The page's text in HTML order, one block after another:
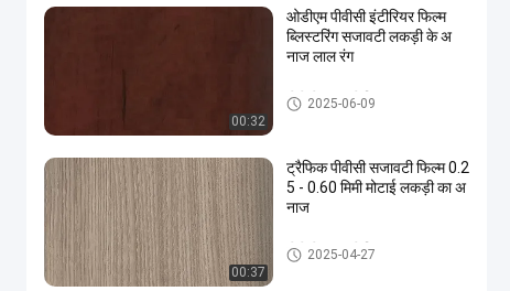
00:32
ओडीएम पीवीसी इंटीरियर फिल्म
ब्लिस्टरिंग सजावटी लकड़ी के अ
नाज लाल रंग
पीवीसी सजावटी फिल्म
2025-06-09
00:37
ट्रैफिक पीवीसी सजावटी फिल्म 0.2
5 - 0.60 मिमी मोटाई लकड़ी का अ
नाज
पीवीसी सजावटी फिल्म
2025-04-27